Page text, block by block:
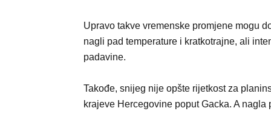
Upravo takve vremenske promjene mogu
nagli pad temperature i kratkotrajne, ali
padavine.
Takođe, snijeg nije opšte rijetkost za
krajeve Hercegovine poput Gacka. A nagla